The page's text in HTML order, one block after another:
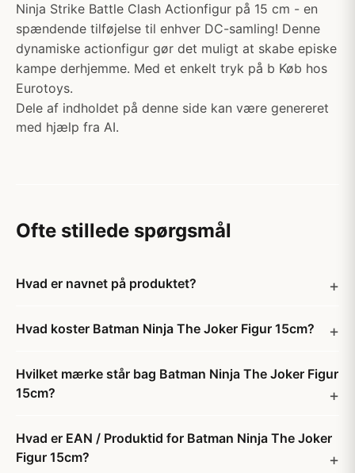
Ninja Strike Battle Clash Actionfigur på 15 cm - en
spændende tilføjelse til enhver DC-samling! Denne
dynamiske actionfigur gør det muligt at skabe episke
kampe derhjemme. Med et enkelt tryk på b Køb hos
Eurotoys.
Dele af indholdet på denne side kan være genereret
med hjælp fra AI.
Ofte stillede spørgsmål
Hvad er navnet på produktet?
Hvad koster Batman Ninja The Joker Figur 15cm?
Hvilket mærke står bag Batman Ninja The Joker Figur
15cm?
Hvad er EAN / Produktid for Batman Ninja The Joker
Figur 15cm?